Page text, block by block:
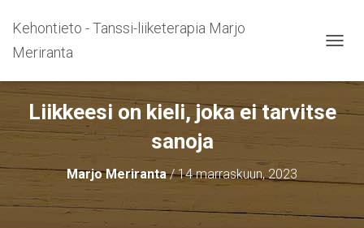
Kehontieto - Tanssi-liiketerapia Marjo
Meriranta
V
G
N
Liikkeesi on kieli, joka ei tarvitse
sanoja
Marjo Meriranta/14 marraskuun, 2023